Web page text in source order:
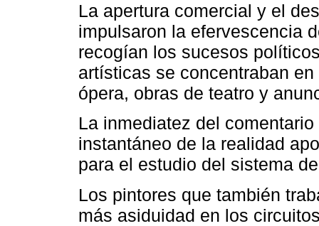
La apertura comercial y el
impulsaron la efervescencia
recogían los sucesos
artísticas se concentraban
ópera, obras de teatro y
La inmediatez del
instantáneo de la realidad
para el estudio del sistema
Los pintores que también
más asiduidad en los